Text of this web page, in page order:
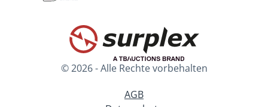
© 2026 - Alle Rechte vorbehalten
AGB